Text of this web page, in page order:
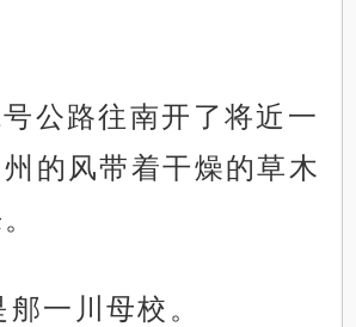
公路往南开了将近一
的风带着干燥的草木
一川母校。